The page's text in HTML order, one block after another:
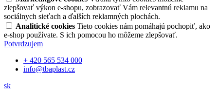
zlepšovať výkon e-shopu, zobrazovať Vám relevantnú reklamu na
sociálnych sieťach a ďalších reklamných plochách.
Analitické cookies Tieto cookies nám pomáhajú pochopiť, ako
e-shop používate. S ich pomocou ho môžeme zlepšovať.
Potvrdzujem
+ 420 565 534 000
info@tbaplast.cz
sk